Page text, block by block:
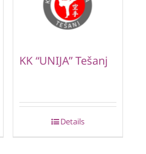
KK “UNIJA” Tešanj
Details